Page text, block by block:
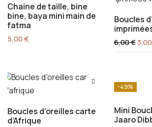
Chaine de taille, bine
bine, baya mini main de
fatma
5,00€
Boucles
6,00€Le
prix
3,00
Boucles d’oreilles carte
d’Afrique
-49%
Mini
Jaaro